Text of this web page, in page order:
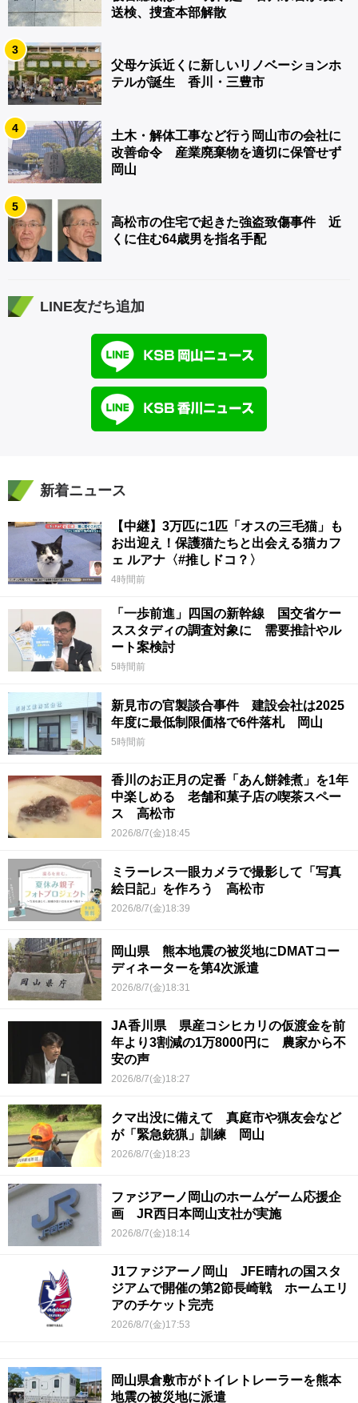
送検、捜査本部解散
3
父母ケ浜近くに新しいリノベーションホ
テルが誕生 香川・三豊市
4
土木・解体工事など行う岡山市の会社に
改善命令 産業廃棄物を適切に保管せず
岡山
5
高松市の住宅で起きた強盗致傷事件 近
くに住む64歳男を指名手配
LINE友だち追加
新着ニュース
【中継】3万匹に1匹「オスの三毛猫」も
お出迎え！保護猫たちと出会える猫カフ
ェ ルアナ〈#推しドコ？〉
4時間前
「一歩前進」四国の新幹線 国交省ケー
ススタディの調査対象に 需要推計やル
ート案検討
5時間前
新見市の官製談合事件 建設会社は2025
年度に最低制限価格で6件落札 岡山
5時間前
香川のお正月の定番「あん餅雑煮」を1年
中楽しめる 老舗和菓子店の喫茶スペー
ス 高松市
2026/8/7(金)18:45
ミラーレス一眼カメラで撮影して「写真
絵日記」を作ろう 高松市
2026/8/7(金)18:39
岡山県 熊本地震の被災地にDMATコー
ディネーターを第4次派遣
2026/8/7(金)18:31
JA香川県 県産コシヒカリの仮渡金を前
年より3割減の1万8000円に 農家から不
安の声
2026/8/7(金)18:27
クマ出没に備えて 真庭市や猟友会など
が「緊急銃猟」訓練 岡山
2026/8/7(金)18:23
ファジアーノ岡山のホームゲーム応援企
画 JR西日本岡山支社が実施
2026/8/7(金)18:14
J1ファジアーノ岡山 JFE晴れの国スタ
ジアムで開催の第2節長崎戦 ホームエリ
アのチケット完売
2026/8/7(金)17:53
岡山県倉敷市がトイレトレーラーを熊本
地震の被災地に派遣